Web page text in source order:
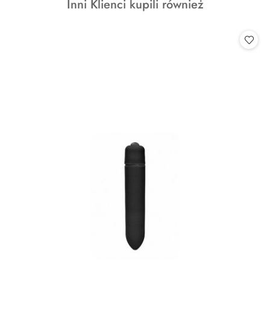
statusie:
Produkty
Inni Klienci kupili również